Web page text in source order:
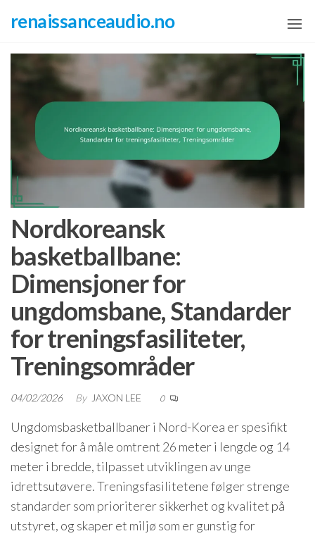
renaissanceaudio.no
Nordkoreansk
basketballbane:
Dimensjoner for
ungdomsbane, Standarder
for treningsfasiliteter,
Treningsområder
04/02/2026 By JAXON LEE 0
Ungdomsbasketballbaner i Nord-Korea er spesifikt
designet for å måle omtrent 26 meter i lengde og 14
meter i bredde, tilpasset utviklingen av unge
idrettsutøvere. Treningsfasilitetene følger strenge
standarder som prioriterer sikkerhet og kvalitet på
utstyret, og skaper et miljø som er gunstig for